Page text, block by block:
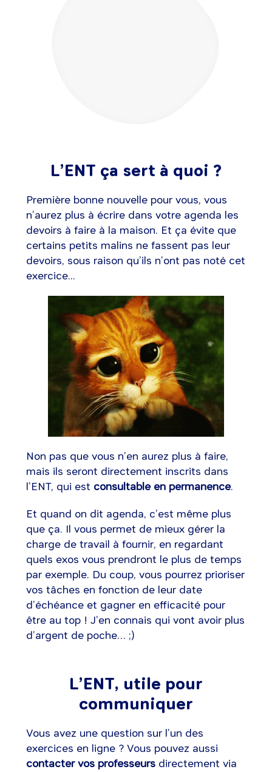
L’ENT ça sert à quoi ?
Première bonne nouvelle pour vous, vous
n’aurez plus à écrire dans votre agenda les
devoirs à faire à la maison. Et ça évite que
certains petits malins ne fassent pas leur
devoirs, sous raison qu’ils n’ont pas noté cet
exercice...
Non pas que vous n’en aurez plus à faire,
mais ils seront directement inscrits dans
l’ENT, qui est consultable en permanence.
Et quand on dit agenda, c’est même plus
que ça. Il vous permet de mieux gérer la
charge de travail à fournir, en regardant
quels exos vous prendront le plus de temps
par exemple. Du coup, vous pourrez prioriser
vos tâches en fonction de leur date
d’échéance et gagner en efficacité pour
être au top ! J’en connais qui vont avoir plus
d’argent de poche… ;)
L’ENT, utile pour
communiquer
Vous avez une question sur l’un des
exercices en ligne ? Vous pouvez aussi
contacter vos professeursdirectement via